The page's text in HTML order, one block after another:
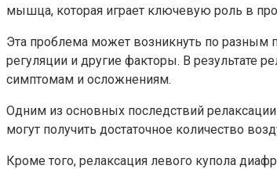
мышца, которая играет ключевую роль в
Эта проблема может возникнуть по разным
регуляции и другие факторы. В результате
симптомам и осложнениям.
Одним из основных последствий
могут получить достаточное количество
Кроме того, релаксация левого купола